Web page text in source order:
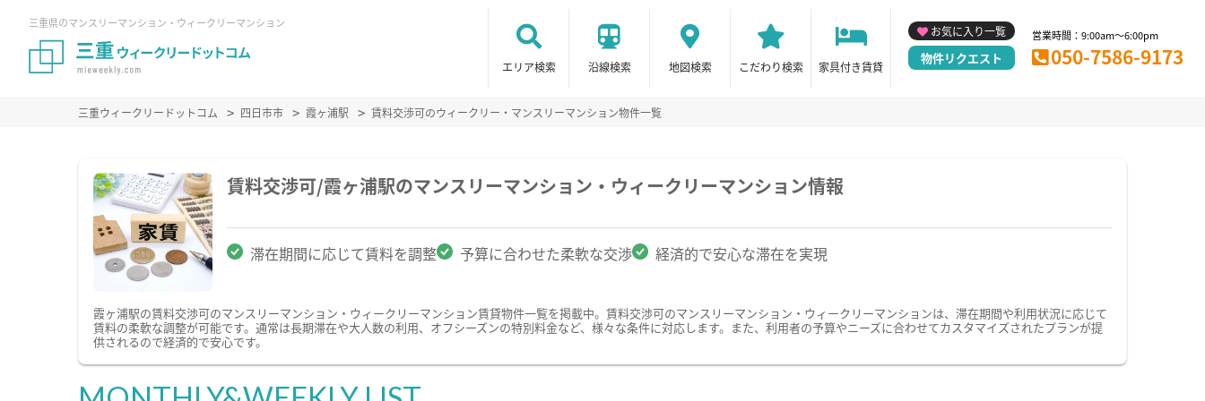
三重県のマンスリーマンション・ウィークリーマンション
エリア検索 沿線検索 地図検索 こだわり検索 家具付き賃貸
お気に入り一覧
物件リクエスト
営業時間：9:00am～6:00pm
050-7586-9173
三重ウィークリードットコム 四日市市 霞ヶ浦駅 賃料交渉可のウィークリー・マンスリーマンション物件一覧
賃料交渉可/霞ヶ浦駅のマンスリーマンション・ウィークリーマンション情報
滞在期間に応じて賃料を調整 予算に合わせた柔軟な交渉 経済的で安心な滞在を実現
霞ヶ浦駅の賃料交渉可のマンスリーマンション・ウィークリーマンション賃貸物件一覧を掲載中。賃料交渉可のマンスリーマンション・ウィークリーマンションは、滞在期間や利用状況に応じて
賃料の柔軟な調整が可能です。通常は長期滞在や大人数の利用、オフシーズンの特別料金など、様々な条件に対応します。また、利用者の予算やニーズに合わせてカスタマイズされたプランが提
供されるので経済的で安心です。